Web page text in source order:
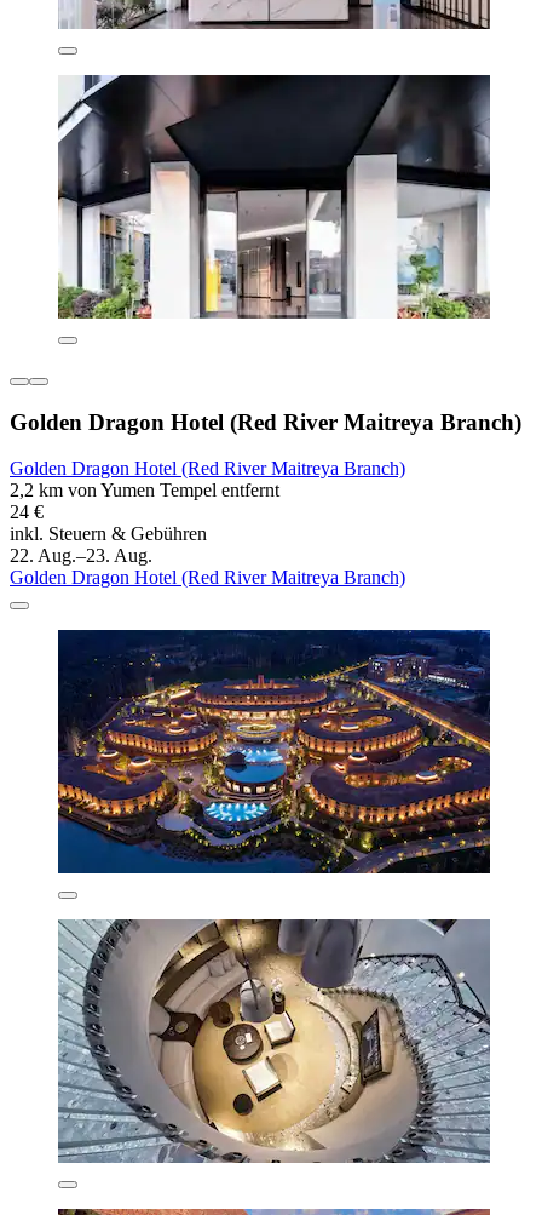
Golden Dragon Hotel (Red River Maitreya Branch)
Golden Dragon Hotel (Red River Maitreya Branch)
2,2 km von Yumen Tempel entfernt
24 €
inkl. Steuern & Gebühren
22. Aug.–23. Aug.
Golden Dragon Hotel (Red River Maitreya Branch)